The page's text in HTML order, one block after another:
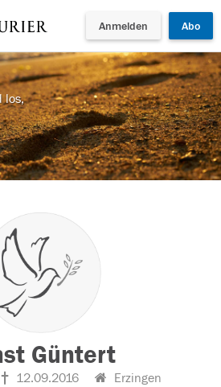
Anmelden Abo
los,
Güntert
12.09.2016 Erzingen